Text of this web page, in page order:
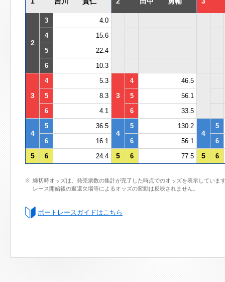
2
3
4.0
4
15.6
5
22.4
6
10.3
3
4 5.3
3
4
46.5
5
8.3 5
56.1
6
4.1 6 33.5
4
5 36.5
4
5 130.2
4
5
6
16.1 6 56.1 6
5 6 24.4 5 6 77.5 5 6
締切時オッズは、発売票数の集計が完了した時点でのオッズを表示していま
レース開始後の返還欠場等によるオッズの変動は反映されません。
ボートレースガイドはこちら